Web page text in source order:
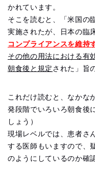
かれています。
そこを読むと、「米国の
実施されたが、日本の臨
コンプライアンスを維持
その他の用法における有
朝食後と規定 された」旨
これだけ読むと、なかな
発段階でいろいろ朝食後
しょう）
現場レベルでは、患者さ
する医師もいますので、
のようにしているのか確